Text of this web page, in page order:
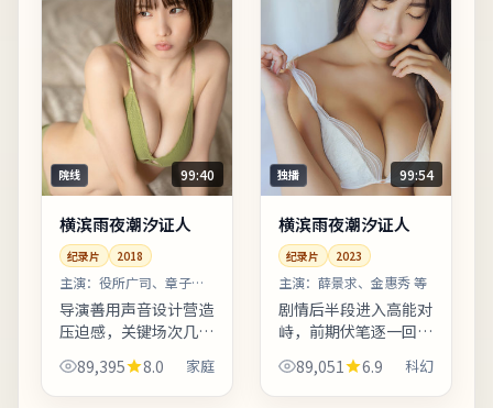
院线 99:40
横滨雨夜潮汐证人
纪录片 2018
主演： 役所广司、章子怡
等
导演善用声音设计营造
压迫感，关键场次几乎
依赖环境音推动情绪。
配乐邀请知名作曲家操
89,395 8.0 家庭
独播 99:54
横滨雨夜潮汐证人
纪录片 2023
主演： 薛景求、金惠秀 等
剧情后半段进入高能对
峙，前期伏笔逐一回
收，观感紧凑。叙事视
角在不同章节切换，观
89,051 6.9 科幻